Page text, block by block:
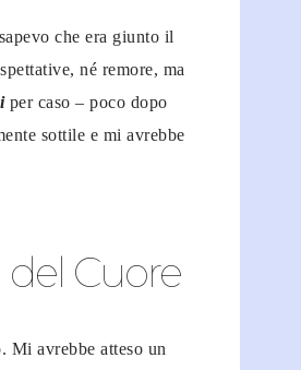
che era giunto il
né remore, ma
per caso – poco dopo
sottile e mi avrebbe
del Cuore
Mi avrebbe atteso un